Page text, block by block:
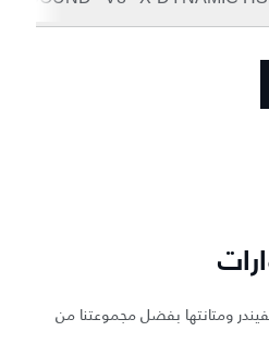
ومتانتها بفضل مجموعتنا من